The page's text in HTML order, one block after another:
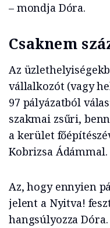
– mondja Dóra.
Csaknem
Az
vállalkozót (vagy
97 pályázatból
szakmai zsűri,
a kerület
Kobrizsa Ádámmal.
Az, hogy ennyien
jelent a Nyitva!
hangsúlyozza